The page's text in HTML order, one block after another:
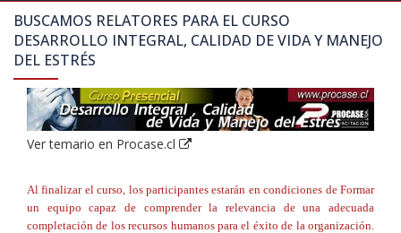
BUSCAMOS RELATORES PARA EL CURSO
DESARROLLO INTEGRAL, CALIDAD DE VIDA Y MANEJO
DEL ESTRÉS
Ver temario en Procase.cl
Al finalizar el curso, los participantes estarán en condiciones de Formar
un equipo capaz de comprender la relevancia de una adecuada
completación de los recursos humanos para el éxito de la organización.